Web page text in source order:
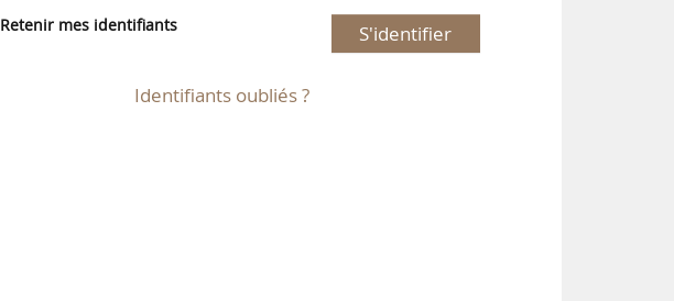
Retenir mes identifiants S'identifier
Identifiants oubliés ?